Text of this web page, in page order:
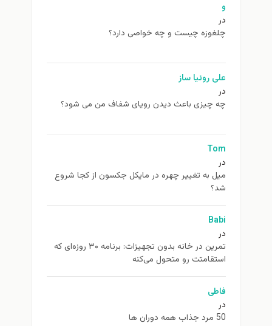
و
در
چلغوزه چیست و چه خواصی دارد؟
علی روئیا ساز
در
چه چیزی باعث دیدن رویای شفاف من می شود؟
Tom
در
ميل به تغيير چهره در مایکل جکسون از كجا شروع
شد؟
Babi
در
تمرین در خانه بدون تجهیزات: برنامه ۳۰ روزه‌ای که
استقامتت رو متحول می‌کنه
فاطی
در
50 مرد جذاب همه دوران ها